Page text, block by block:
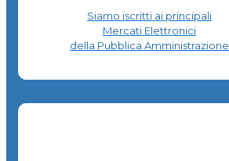
Siamo iscritti ai principali
Mercati Elettronici
della Pubblica Amministrazione